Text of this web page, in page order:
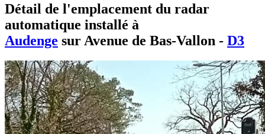
Détail de l'emplacement du radar
automatique installé à
Audenge sur Avenue de Bas-Vallon - D3